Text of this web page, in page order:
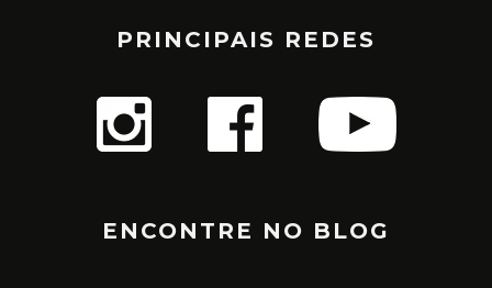
PRINCIPAIS REDES
ENCONTRE NO BLOG